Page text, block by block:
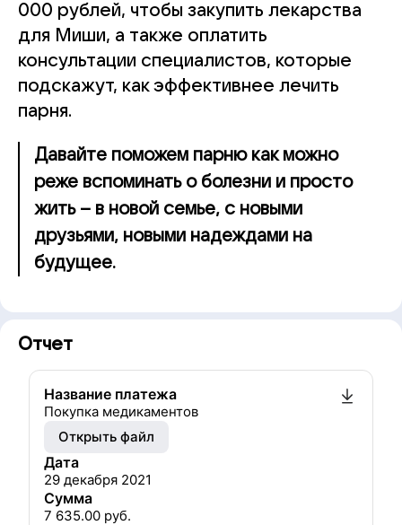
000 рублей, чтобы закупить лекарства
для Миши, а также оплатить
консультации специалистов, которые
подскажут, как эффективнее лечить
парня.
Давайте поможем парню как можно
реже вспоминать о болезни и просто
жить – в новой семье, с новыми
друзьями, новыми надеждами на
будущее.
Отчет
Название платежа
Покупка медикаментов
Открыть файл
Дата
29 декабря 2021
Сумма
7 635.00 руб.